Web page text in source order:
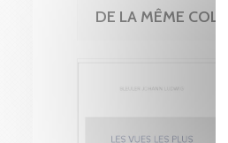
DE LA MÊME